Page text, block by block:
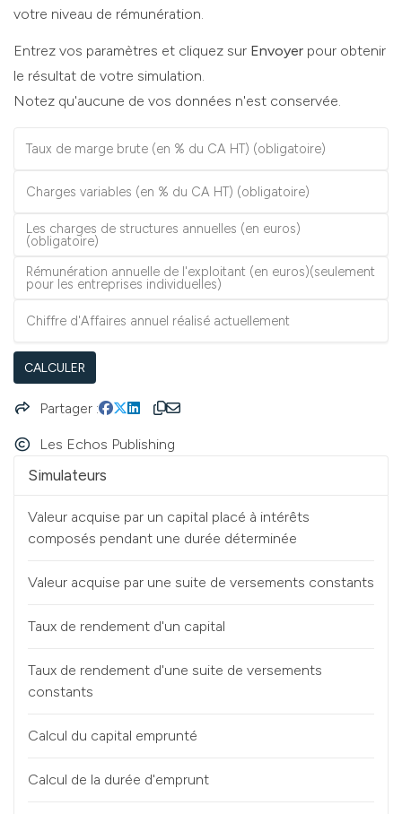
votre niveau de rémunération.
Entrez vos paramètres et cliquez sur Envoyer pour obtenir
le résultat de votre simulation.
Notez qu'aucune de vos données n'est conservée.
Taux de marge brute (en % du CA HT) (obligatoire)
Charges variables (en % du CA HT) (obligatoire)
Les charges de structures annuelles (en euros)
(obligatoire)
Rémunération annuelle de l'exploitant (en euros)(seulement
pour les entreprises individuelles)
Chiffre d'Affaires annuel réalisé actuellement
CALCULER
Partager
Les Echos Publishing
Simulateurs
Valeur acquise par un capital placé à intérêts
composés pendant une durée déterminée
Valeur acquise par une suite de versements constants
Taux de rendement d'un capital
Taux de rendement d'une suite de versements
constants
Calcul du capital emprunté
Calcul de la durée d'emprunt